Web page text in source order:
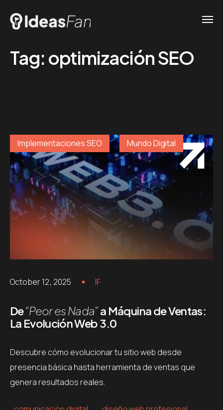
Tag: optimización SEO
Implementaciones SEO Mundo Digital
October 12, 2025 IF
De“Peor es Nada”a Máquina de Ventas:
La Evolución Web 3.0
Descubre cómo evolucionar tu sitio web desde
presencia básica hasta herramienta de ventas que
genera resultados reales.